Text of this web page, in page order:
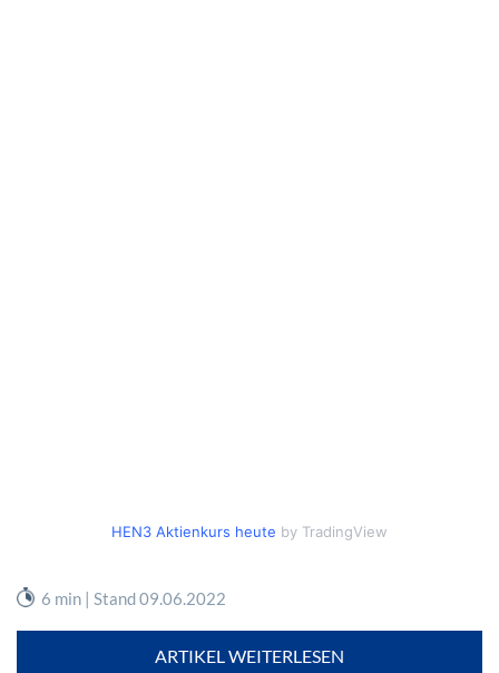
HEN3 Aktienkurs heute by TradingView
6 min | Stand 09.06.2022
ARTIKEL WEITERLESEN